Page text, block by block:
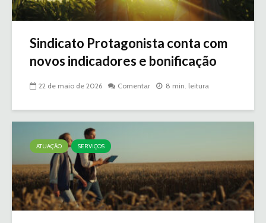
Sindicato Protagonista conta com
novos indicadores e bonificação
22 de maio de 2026 Comentar 8 min. leitura
ATUAÇÃO SERVIÇOS